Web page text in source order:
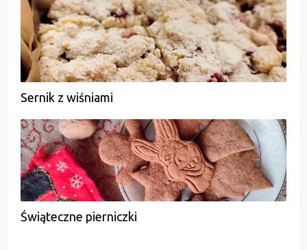
Sernik z wiśniami
Świąteczne pierniczki